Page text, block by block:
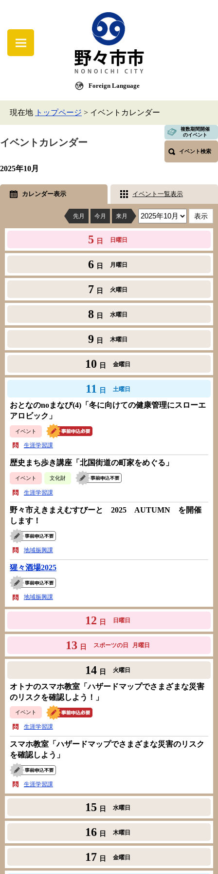
Foreign Language
現在地 トップページ > イベントカレンダー
イベントカレンダー
複数期間開催
のイベント
イベント検索
2025年10月
カレンダー表示 イベント一覧表示
先月 今月 来月
5 日 日曜日
6 日 月曜日
7 日 火曜日
8 日 水曜日
9 日 木曜日
10 日 金曜日
11 日 土曜日
おとなのnoまなび(4)「冬に向けての健康管理にスローエ
アロビック」
イベント
生涯学習課
歴史まち歩き講座「北国街道の町家をめぐる」
イベント 文化財
生涯学習課
野々市えきまえむすびーと 2025 AUTUMN を開催
します！
地域振興課
猩々酒場2025
地域振興課
12 日 日曜日
13 日 スポーツの日 月曜日
14 日 火曜日
オトナのスマホ教室「ハザードマップでさまざまな災害
のリスクを確認しよう！」
イベント
生涯学習課
スマホ教室「ハザードマップでさまざまな災害のリスク
を確認しよう」
生涯学習課
15 日 水曜日
16 日 木曜日
17 日 金曜日